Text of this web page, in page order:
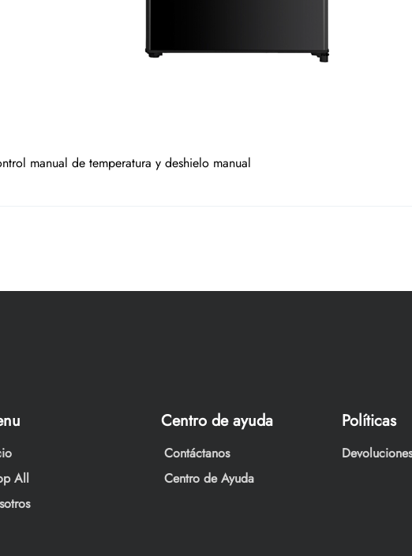
manual de temperatura y deshielo manual
All
Centro de ayuda
Contáctanos
Centro de Ayuda
Políticas